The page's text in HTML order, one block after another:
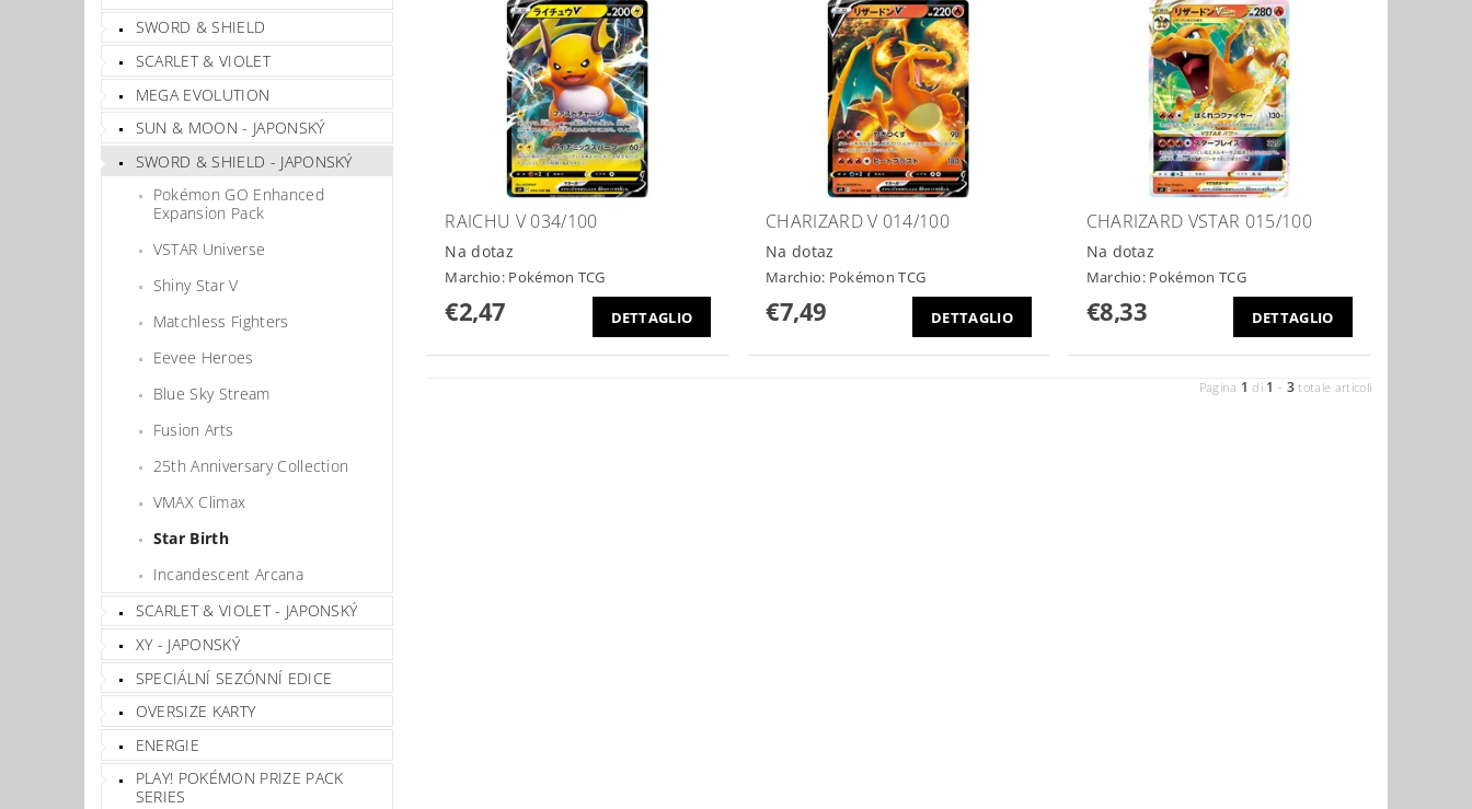
SWORD & SHIELD
SCARLET & VIOLET
MEGA EVOLUTION
SUN & MOON - JAPONSKÝ
SWORD & SHIELD - JAPONSKÝ
Pokémon GO Enhanced
Expansion Pack
VSTAR Universe
Shiny Star V
Matchless Fighters
Eevee Heroes
Blue Sky Stream
Fusion Arts
25th Anniversary Collection
VMAX Climax
Star Birth
Incandescent Arcana
SCARLET & VIOLET - JAPONSKÝ
XY - JAPONSKÝ
SPECIÁLNÍ SEZÓNNÍ EDICE
OVERSIZE KARTY
ENERGIE
PLAY! POKÉMON PRIZE PACK
SERIES
RAICHU V 034/100
Na dotaz
Marchio: Pokémon TCG
€2,47 DETTAGLIO
CHARIZARD V 014/100
Na dotaz
Marchio: Pokémon TCG
€7,49 DETTAGLIO
CHARIZARD VSTAR 015/100
Na dotaz
Marchio: Pokémon TCG
€8,33 DETTAGLIO
Pagina 1 di 1 - 3 totale articoli